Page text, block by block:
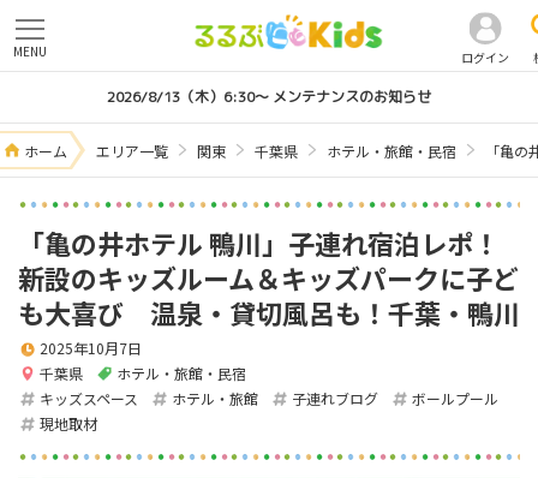
ログイン
MENU
2026/8/13（木）6:30～ メンテナンスのお知らせ
ホーム エリア一覧 関東 千葉県 ホテル・旅館・民宿 「亀
「亀の井ホテル 鴨川」子連れ宿泊レポ！
新設のキッズルーム＆キッズパークに子ど
も大喜び 温泉・貸切風呂も！千葉・鴨川
千葉県 ホテル・旅館・民宿
2025年10月7日
キッズスペース ホテル・旅館 子連れブログ
ボールプール
現地取材